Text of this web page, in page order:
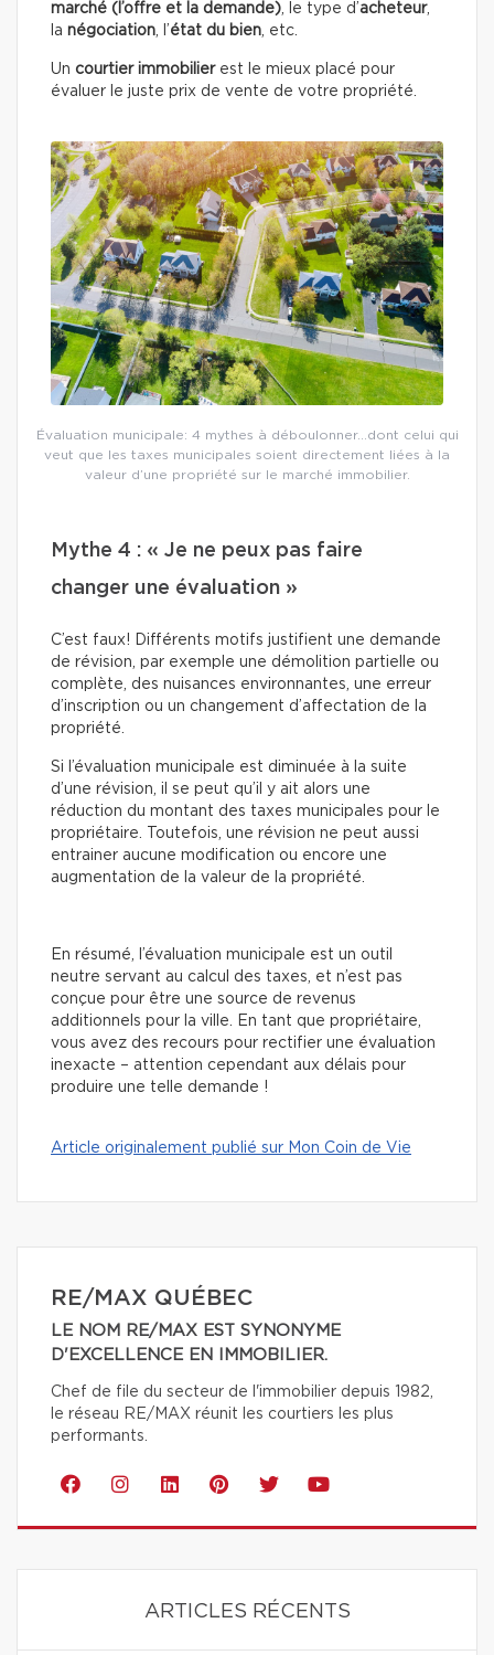
marché (l’offre et la demande), le type d’acheteur,
la négociation, l’état du bien, etc.
Un courtier immobilierest le mieux placé pour
évaluer le juste prix de vente de votre propriété.
Évaluation municipale: 4 mythes à déboulonner…dont celui qui
veut que les taxes municipales soient directement liées à la
valeur d’une propriété sur le marché immobilier.
Mythe 4 : « Je ne peux pas faire
changer une évaluation »
C’est faux! Différents motifs justifient une demande
de révision, par exemple une démolition partielle ou
complète, des nuisances environnantes, une erreur
d’inscription ou un changement d’affectation de la
propriété.
Si l’évaluation municipale est diminuée à la suite
d’une révision, il se peut qu’il y ait alors une
réduction du montant des taxes municipales pour le
propriétaire. Toutefois, une révision ne peut aussi
entrainer aucune modification ou encore une
augmentation de la valeur de la propriété.
En résumé, l’évaluation municipale est un outil
neutre servant au calcul des taxes, et n’est pas
conçue pour être une source de revenus
additionnels pour la ville. En tant que propriétaire,
vous avez des recours pour rectifier une évaluation
inexacte – attention cependant aux délais pour
produire une telle demande !
Article originalement publié sur Mon Coin de Vie
RE/MAX QUÉBEC
LE NOM RE/MAX EST SYNONYME
D'EXCELLENCE EN IMMOBILIER.
Chef de file du secteur de l'immobilier depuis 1982,
le réseau RE/MAX réunit les courtiers les plus
performants.
ARTICLES RÉCENTS